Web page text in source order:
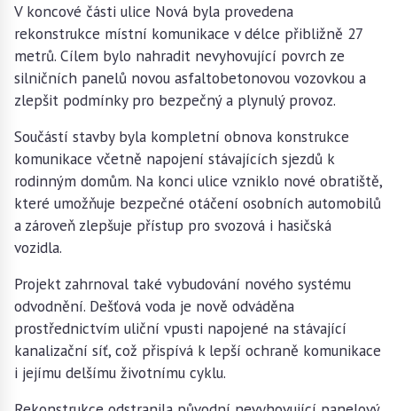
V koncové části ulice Nová byla provedena
rekonstrukce místní komunikace v délce přibližně 27
metrů. Cílem bylo nahradit nevyhovující povrch ze
silničních panelů novou asfaltobetonovou vozovkou a
zlepšit podmínky pro bezpečný a plynulý provoz.
Součástí stavby byla kompletní obnova konstrukce
komunikace včetně napojení stávajících sjezdů k
rodinným domům. Na konci ulice vzniklo nové obratiště,
které umožňuje bezpečné otáčení osobních automobilů
a zároveň zlepšuje přístup pro svozová i hasičská
vozidla.
Projekt zahrnoval také vybudování nového systému
odvodnění. Dešťová voda je nově odváděna
prostřednictvím uliční vpusti napojené na stávající
kanalizační síť, což přispívá k lepší ochraně komunikace
i jejímu delšímu životnímu cyklu.